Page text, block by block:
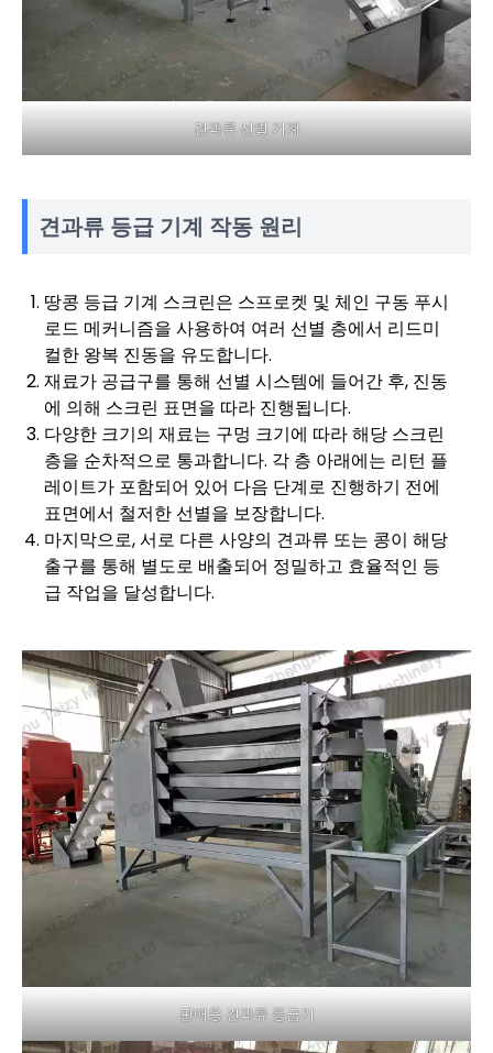
견과류 선별 기계
견과류 등급 기계 작동 원리
땅콩 등급 기계 스크린은 스프로켓 및 체인 구동 푸시
로드 메커니즘을 사용하여 여러 선별 층에서 리드미
컬한 왕복 진동을 유도합니다.
재료가 공급구를 통해 선별 시스템에 들어간 후, 진동
에 의해 스크린 표면을 따라 진행됩니다.
다양한 크기의 재료는 구멍 크기에 따라 해당 스크린
층을 순차적으로 통과합니다. 각 층 아래에는 리턴 플
레이트가 포함되어 있어 다음 단계로 진행하기 전에
표면에서 철저한 선별을 보장합니다.
마지막으로, 서로 다른 사양의 견과류 또는 콩이 해당
출구를 통해 별도로 배출되어 정밀하고 효율적인 등
급 작업을 달성합니다.
판매용 견과류 등급기